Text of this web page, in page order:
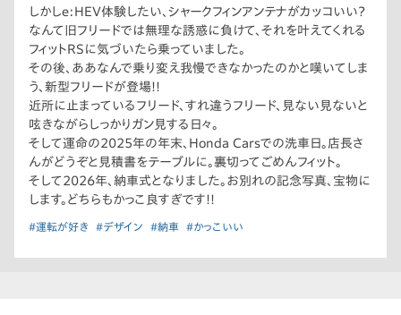
しかしe:HEV体験したい、シャークフィンアンテナがカッコいい？
なんて旧フリードでは無理な誘惑に負けて、それを叶えてくれる
フィットRSに気づいたら乗っていました。
その後、ああなんで乗り変え我慢できなかったのかと嘆いてしま
う、新型フリードが登場!!
近所に止まっているフリード、すれ違うフリード、見ない見ないと
呟きながらしっかりガン見する日々。
そして運命の2025年の年末、Honda Carsでの洗車日。店長さ
んがどうぞと見積書をテーブルに。裏切ってごめんフィット。
そして2026年、納車式となりました。お別れの記念写真、宝物に
します。どちらもかっこ良すぎです!!
#運転が好き #デザイン #納車 #かっこいい